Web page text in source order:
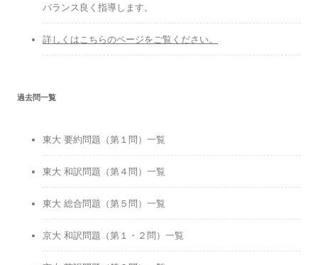
バランス良く指導します。
詳しくはこちらのページをご覧ください。
過去問一覧
東大 要約問題（第１問）一覧
東大 和訳問題（第４問）一覧
東大 総合問題（第５問）一覧
京大 和訳問題（第１・２問）一覧